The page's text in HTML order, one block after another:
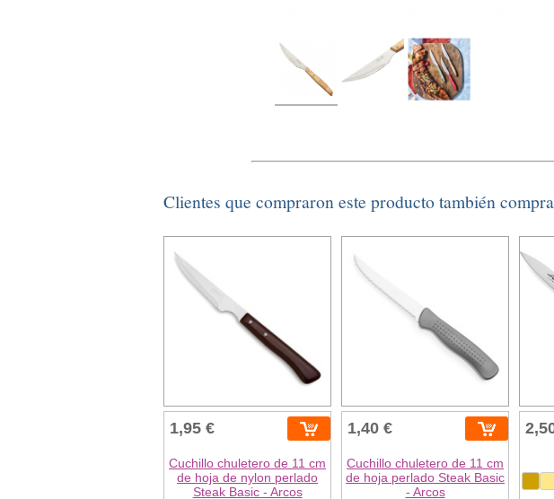
Clientes que compraron este producto también
1,95 €
Cuchillo chuletero de 11 cm
de hoja de nylon perlado
Steak Basic - Arcos
1,40 €
Cuchillo chuletero de 11 cm
de hoja perlado Steak Basic
- Arcos